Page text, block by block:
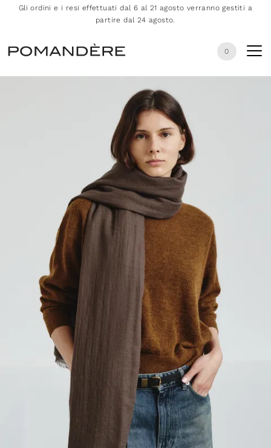
Gli ordini e i resi effettuati dal 6 al 21 agosto verranno gestiti a
partire dal 24 agosto.
0